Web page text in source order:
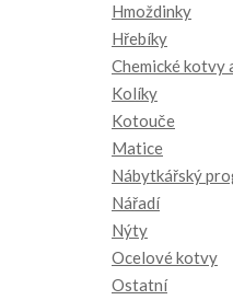
Hmoždinky
Hřebíky
Chemické kotvy
Kolíky
Kotouče
Matice
Nábytkářský
Nářadí
Nýty
Ocelové kotvy
Ostatní